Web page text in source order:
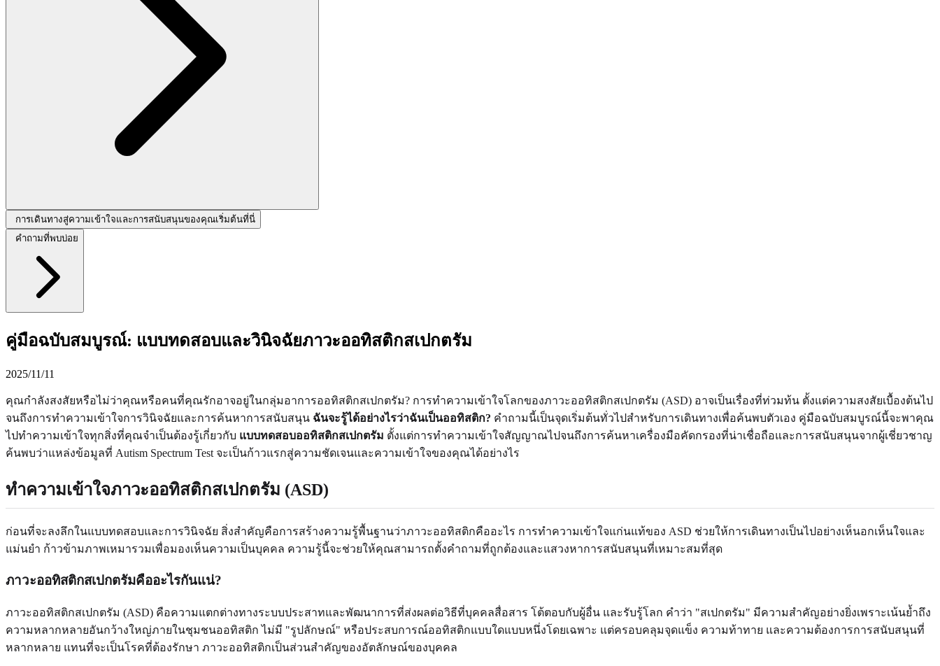
การเดินทางสู่ความเข้าใจและการสนับสนุนของคุณเริ่มต้นที่นี่
คำถามที่พบบ่อย
คู่มือฉบับสมบูรณ์: แบบทดสอบและวินิจฉัยภาวะออทิสติกสเปกตรัม
2025/11/11
คุณกำลังสงสัยหรือไม่ว่าคุณหรือคนที่คุณรักอาจอยู่ในกลุ่มอาการออทิสติกสเปกตรัม? การทำความเข้าใจโลกของภาวะออทิสติกสเปกตรัม (ASD) อาจเป็นเรื่องที่ท่วมท้น ตั้งแต่ความสงสัยเบื้องต้นไป
จนถึงการทำความเข้าใจการวินิจฉัยและการค้นหาการสนับสนุน ฉันจะรู้ได้อย่างไรว่าฉันเป็นออทิสติก? คำถามนี้เป็นจุดเริ่มต้นทั่วไปสำหรับการเดินทางเพื่อค้นพบตัวเอง คู่มือฉบับสมบูรณ์นี้จะพาคุณ
ไปทำความเข้าใจทุกสิ่งที่คุณจำเป็นต้องรู้เกี่ยวกับ แบบทดสอบออทิสติกสเปกตรัม ตั้งแต่การทำความเข้าใจสัญญาณไปจนถึงการค้นหาเครื่องมือคัดกรองที่น่าเชื่อถือและการสนับสนุนจากผู้เชี่ยวชาญ
ค้นพบว่าแหล่งข้อมูลที่ Autism Spectrum Test จะเป็นก้าวแรกสู่ความชัดเจนและความเข้าใจของคุณได้อย่างไร
ทำความเข้าใจภาวะออทิสติกสเปกตรัม (ASD)
ก่อนที่จะลงลึกในแบบทดสอบและการวินิจฉัย สิ่งสำคัญคือการสร้างความรู้พื้นฐานว่าภาวะออทิสติกคืออะไร การทำความเข้าใจแก่นแท้ของ ASD ช่วยให้การเดินทางเป็นไปอย่างเห็นอกเห็นใจและ
แม่นยำ ก้าวข้ามภาพเหมารวมเพื่อมองเห็นความเป็นบุคคล ความรู้นี้จะช่วยให้คุณสามารถตั้งคำถามที่ถูกต้องและแสวงหาการสนับสนุนที่เหมาะสมที่สุด
ภาวะออทิสติกสเปกตรัมคืออะไรกันแน่?
ภาวะออทิสติกสเปกตรัม (ASD) คือความแตกต่างทางระบบประสาทและพัฒนาการที่ส่งผลต่อวิธีที่บุคคลสื่อสาร โต้ตอบกับผู้อื่น และรับรู้โลก คำว่า "สเปกตรัม" มีความสำคัญอย่างยิ่งเพราะเน้นย้ำถึง
ความหลากหลายอันกว้างใหญ่ภายในชุมชนออทิสติก ไม่มี "รูปลักษณ์" หรือประสบการณ์ออทิสติกแบบใดแบบหนึ่งโดยเฉพาะ แต่ครอบคลุมจุดแข็ง ความท้าทาย และความต้องการการสนับสนุนที่
หลากหลาย แทนที่จะเป็นโรคที่ต้องรักษา ภาวะออทิสติกเป็นส่วนสำคัญของอัตลักษณ์ของบุคคล